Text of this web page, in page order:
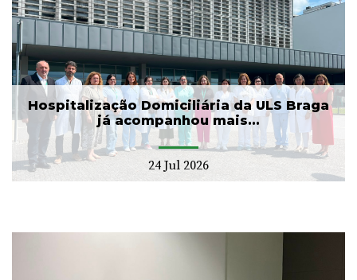
Hospitalização Domiciliária da ULS Braga
já acompanhou mais...
24 Jul 2026